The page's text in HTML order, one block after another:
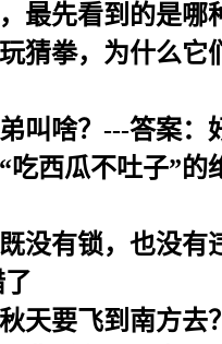
最先看到的是哪
猜拳，为什么
叫啥？---答案：
吃西瓜不吐子”
没有锁，也没
天要飞到南方去